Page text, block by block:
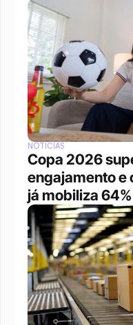
NOTÍCIAS
Copa 2026
engajamento e
já mobiliza 64%